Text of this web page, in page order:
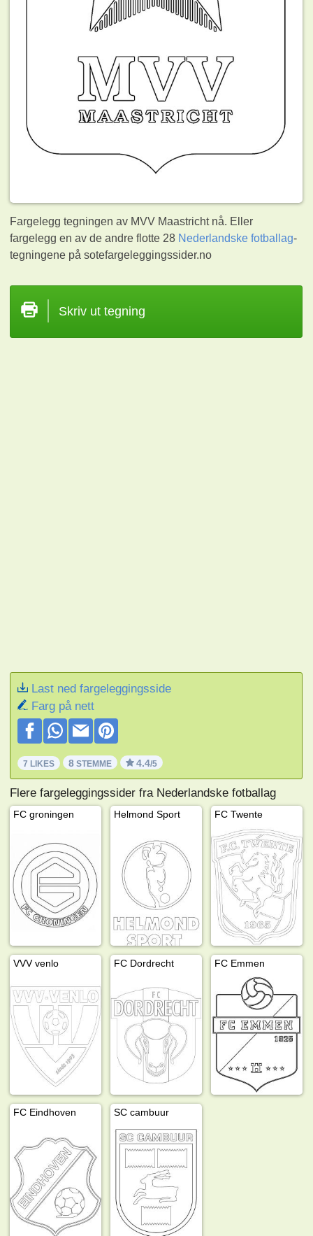
Fargelegg tegningen av MVV Maastricht nå. Eller
fargelegg en av de andre flotte 28 Nederlandske fotballag-
tegningene på sotefargeleggingssider.no
Skriv ut tegning
Last ned fargeleggingsside
Farg på nett
7 LIKES 8 STEMME 4.4/5
Flere fargeleggingssider fra Nederlandske fotballag
FC groningen Helmond Sport FC Twente
VVV venlo FC Dordrecht FC Emmen
FC Eindhoven SC cambuur